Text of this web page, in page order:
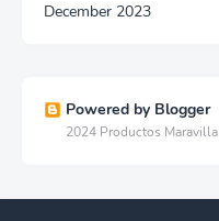
December 2023
Powered by Blogger
2024 Productos Maravilla